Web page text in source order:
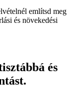
említsd meg
és növekedési
és